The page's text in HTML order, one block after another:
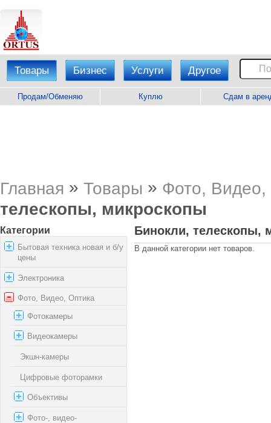
Товары Бизнес Услуги Другое
Продам/Обменяю Куплю Сдам в
Главная » Товары » Фото, Видео,
телескопы, микроскопы
Категории
Бытовая техника новая и б/у
цены
Электроника
Фото, Видео, Оптика
Фотокамеры
Видеокамеры
Экшн-камеры
Цифровые фоторамки
Объективы
Фото-, видео-
Бинокли, телескопы,
В данной категории нет товаров.